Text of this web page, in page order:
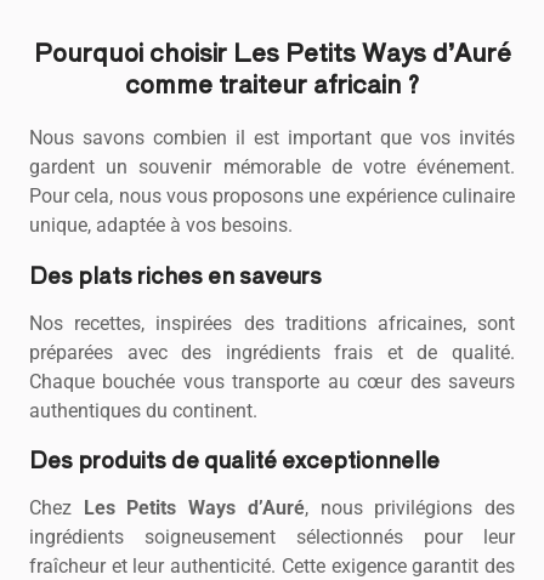
Pourquoi choisir Les Petits Ways d’Auré
comme traiteur africain ?
Nous savons combien il est important que vos invités
gardent un souvenir mémorable de votre événement.
Pour cela, nous vous proposons une expérience culinaire
unique, adaptée à vos besoins.
Des plats riches en saveurs
Nos recettes, inspirées des traditions africaines, sont
préparées avec des ingrédients frais et de qualité.
Chaque bouchée vous transporte au cœur des saveurs
authentiques du continent.
Des produits de qualité exceptionnelle
Chez Les Petits Ways d’Auré, nous privilégions des
ingrédients soigneusement sélectionnés pour leur
fraîcheur et leur authenticité. Cette exigence garantit des